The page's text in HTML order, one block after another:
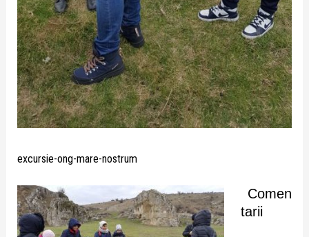
excursie-ong-mare-nostrum
Comen
tarii